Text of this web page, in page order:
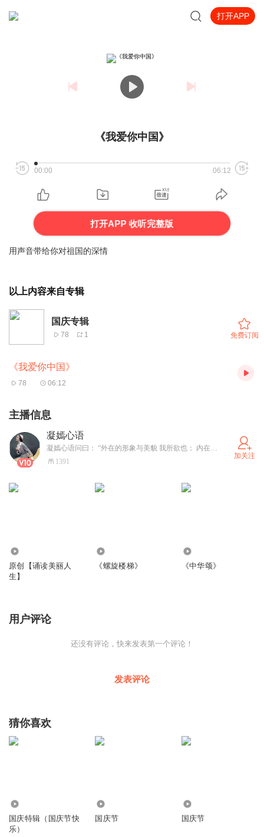
打开APP
《我爱你中国》
00:00 06:12
打开APP 收听完整版
用声音带给你对祖国的深情
以上内容来自专辑
国庆专辑
78 1 免费订阅
《我爱你中国》
78 06:12
主播信息
凝嫣心语
凝嫣心语问曰： “外在的形象与美貌 我所欲也； 内在的能力与美好亦我所欲也； 二者可否兼得？” 答曰：“可以”。
1391
加关注
原创【诵读美丽人
生】
《螺旋楼梯》 《中华颂》
用户评论
还没有评论，快来发表第一个评论！
发表评论
猜你喜欢
国庆特辑（国庆节快
乐）
国庆节 国庆节